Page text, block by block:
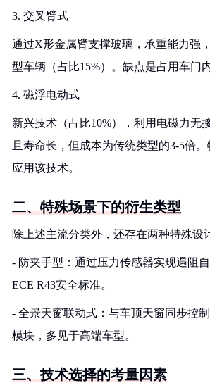
3. 交叉臂式
通过X形金属臂支撑玻璃，承重能力强
型车辆（占比15%）。缺点是占用车门
4. 磁浮电动式
新兴技术（占比10%），利用电磁力无
且寿命长，但成本为传统类型的3-5倍。
应用该技术。
二、特殊场景下的衍生类型
除上述主流分类外，还存在两种特殊设
- 防夹手型：通过压力传感器实现遇阻
ECE R43安全标准。
- 全景天窗联动式：与车顶天窗同步控
模块，多见于高端车型。
三、技术选择的考量因素